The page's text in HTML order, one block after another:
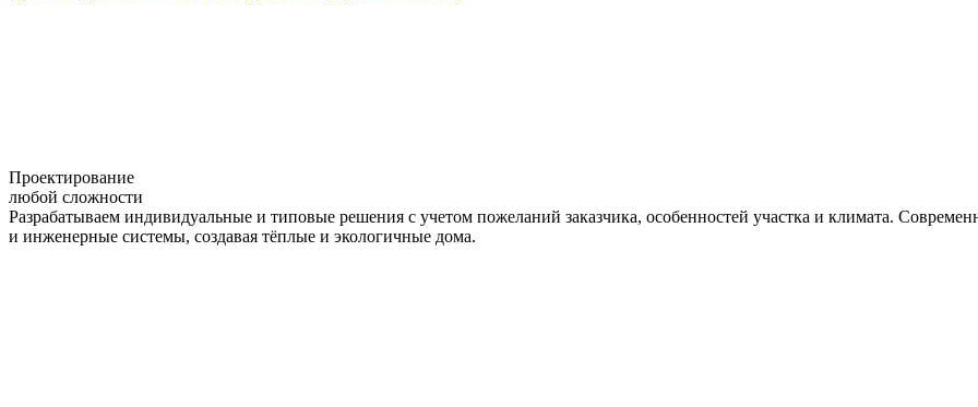
Проектирование
любой сложности
Разрабатываем индивидуальные и типовые решения с учетом пожеланий заказчика, особенностей участка и климата.
и инженерные системы, создавая тёплые и экологичные дома.